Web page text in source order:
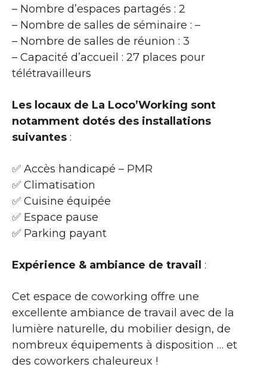
– Nombre d’espaces partagés : 2
– Nombre de salles de séminaire : –
– Nombre de salles de réunion : 3
– Capacité d’accueil : 27 places pour
télétravailleurs
Les locaux de La Loco’Working sont
notamment dotés des installations
suivantes :
✅ Accès handicapé – PMR
✅ Climatisation
✅ Cuisine équipée
✅ Espace pause
✅ Parking payant
Expérience & ambiance de travail :
Cet espace de coworking offre une
excellente ambiance de travail avec de la
lumière naturelle, du mobilier design, de
nombreux équipements à disposition … et
des coworkers chaleureux !